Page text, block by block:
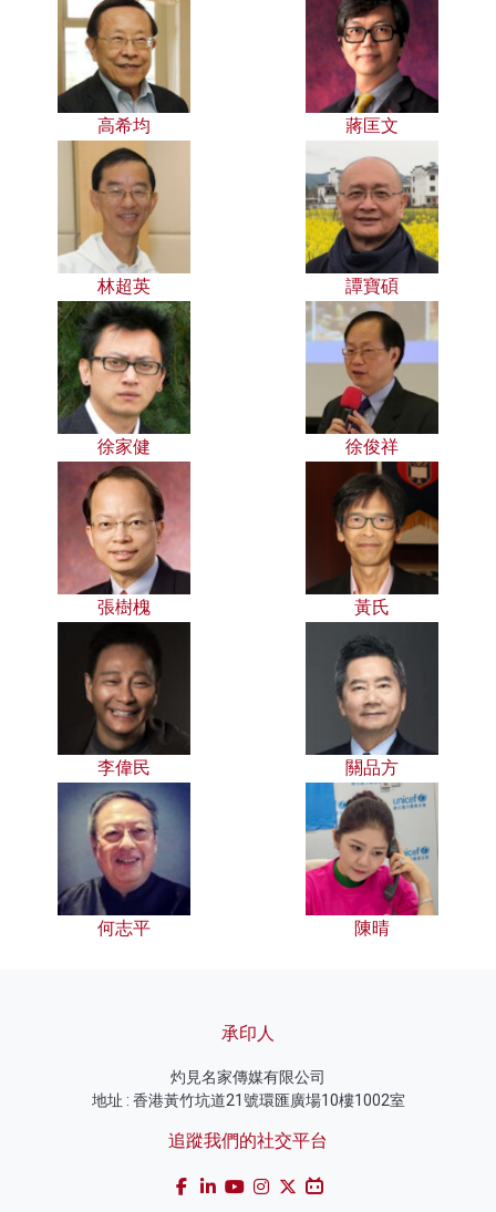
高希均 蔣匡文
林超英 譚寶碩
徐家健 徐俊祥
張樹槐 黃氏
李偉民 關品方
何志平 陳晴
承印人
灼見名家傳媒有限公司
地址 : 香港黃竹坑道21號環匯廣場10樓1002室
追蹤我們的社交平台